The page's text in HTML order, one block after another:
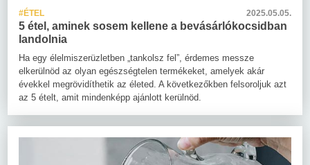
#ÉTEL 2025.05.05.
5 étel, aminek sosem kellene a bevásárlókocsidban
landolnia
Ha egy élelmiszerüzletben „tankolsz fel”, érdemes messze
elkerülnöd az olyan egészségtelen termékeket, amelyek akár
évekkel megrövidíthetik az életed. A következőkben felsoroljuk azt
az 5 ételt, amit mindenképp ajánlott kerülnöd.